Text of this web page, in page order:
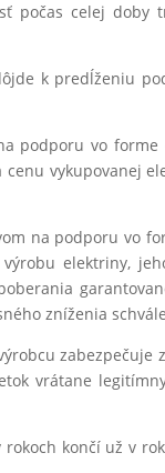
celej doby
k predĺženiu
podporu vo
vykupovanej
na podporu vo
elektriny,
zníženia
vrátane
končí už v